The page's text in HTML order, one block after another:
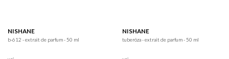
NISHANE
b-612 - extrait de parfum - 50 ml
NISHANE
tuberóza - extrait de parfum - 50 ml